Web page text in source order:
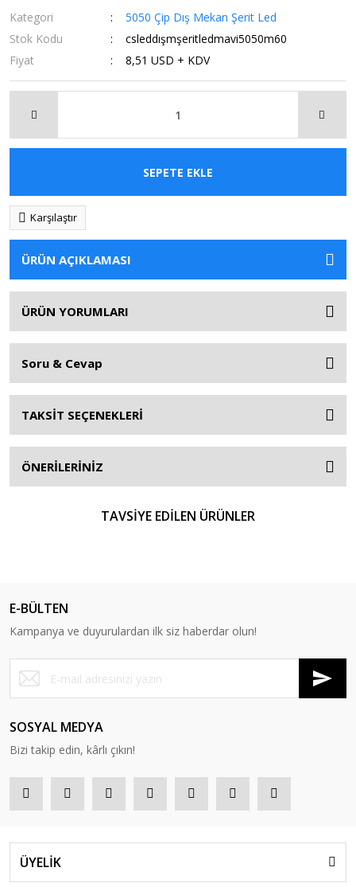
Kategori
5050 Çip Dış Mekan Şerit Led
Stok Kodu
csleddışmşeritledmavi5050m60
Fiyat
8,51 USD + KDV
SEPETE EKLE
Karşılaştır
ÜRÜN AÇIKLAMASI
ÜRÜN YORUMLARI
Soru & Cevap
TAKSİT SEÇENEKLERİ
ÖNERİLERİNİZ
TAVSİYE EDİLEN ÜRÜNLER
E-BÜLTEN
Kampanya ve duyurulardan ilk siz haberdar olun!
SOSYAL MEDYA
Bizi takip edin, kârlı çıkın!
ÜYELİK